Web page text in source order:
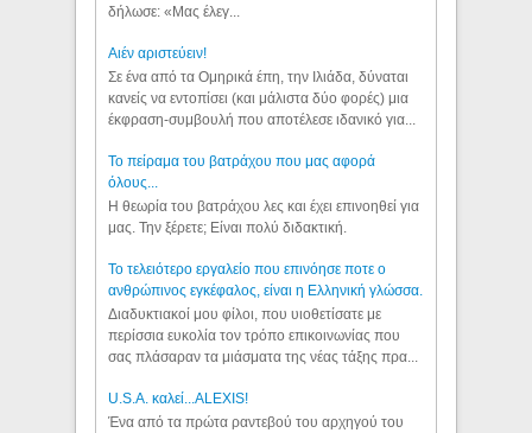
δήλωσε: «Μας έλεγ...
Aιέν αριστεύειν!
Σε ένα από τα Ομηρικά έπη, την Ιλιάδα, δύναται
κανείς να εντοπίσει (και μάλιστα δύο φορές) μια
έκφραση-συμβουλή που αποτέλεσε ιδανικό για...
Το πείραμα του βατράχου που μας αφορά
όλους...
Η θεωρία του βατράχου λες και έχει επινοηθεί για
μας. Την ξέρετε; Είναι πολύ διδακτική.
Το τελειότερο εργαλείο που επινόησε ποτε ο
ανθρώπινος εγκέφαλος, είναι η Ελληνική γλώσσα.
Διαδυκτιακοί μου φίλοι, που υιοθετίσατε με
περίσσια ευκολία τον τρόπο επικοινωνίας που
σας πλάσαραν τα μιάσματα της νέας τάξης πρα...
U.S.A. καλεί...ALEXIS!
Ένα από τα πρώτα ραντεβού του αρχηγού του